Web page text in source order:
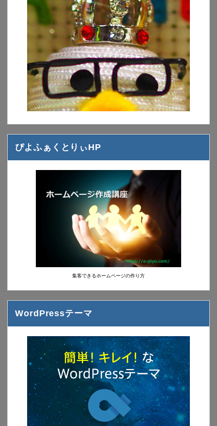
ぴよふぁくとりぃHP
集客できるホームページの作り方
WordPressテーマ